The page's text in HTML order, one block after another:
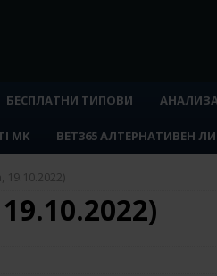
БЕСПЛАТНИ ТИПОВИ
MK BET365 АЛТЕРНАТИВЕН
19.10.2022)